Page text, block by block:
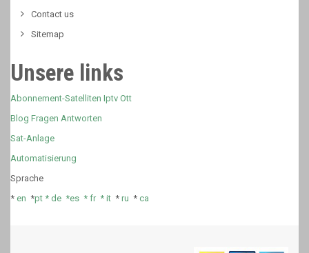
Contact us
Sitemap
Unsere links
Abonnement-Satelliten Iptv Ott
Blog Fragen Antworten
Sat-Anlage
Automatisierung
Sprache
* en *pt * de *es * fr* it * ru * ca